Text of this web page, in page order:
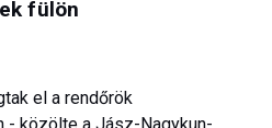
fülön
el a rendőrök